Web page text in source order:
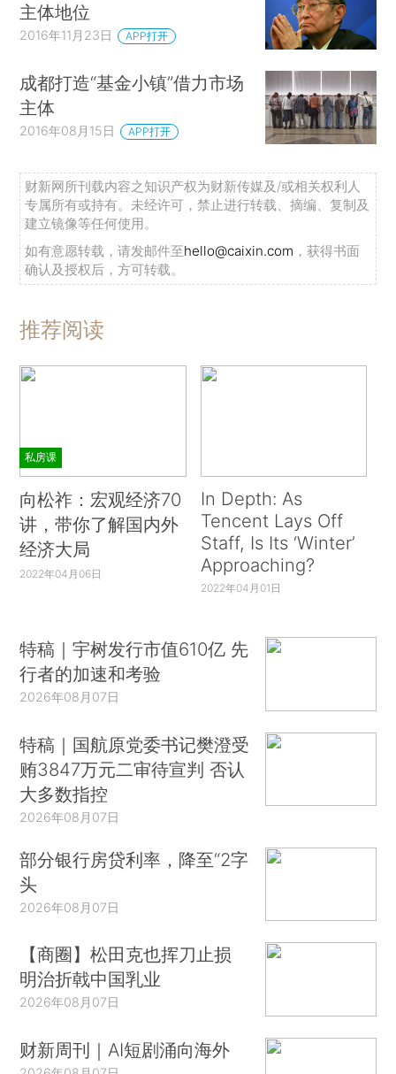
主体地位
2016年11月23日 APP打开
成都打造“基金小镇”借力市场
主体
2016年08月15日 APP打开
财新网所刊载内容之知识产权为财新传媒及/或相关权利人
专属所有或持有。未经许可，禁止进行转载、摘编、复制及
建立镜像等任何使用。
如有意愿转载，请发邮件至hello@caixin.com ，获得书面
确认及授权后，方可转载。
推荐阅读
私房课
向松祚：宏观经济70
讲，带你了解国内外
经济大局
2022年04月06日
In Depth: As
Tencent Lays Off
Staff, Is Its ‘Winter’
Approaching?
2022年04月01日
特稿｜宇树发行市值610亿 先
行者的加速和考验
2026年08月07日
特稿｜国航原党委书记樊澄受
贿3847万元二审待宣判 否认
大多数指控
2026年08月07日
部分银行房贷利率，降至“2字
头
2026年08月07日
【商圈】松田克也挥刀止损
明治折戟中国乳业
2026年08月07日
财新周刊｜AI短剧涌向海外